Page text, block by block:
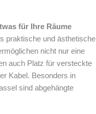
für Ihre Räume
praktische und ästhetische
nicht nur eine
auch Platz für versteckte
Kabel. Besonders in
sind abgehängte